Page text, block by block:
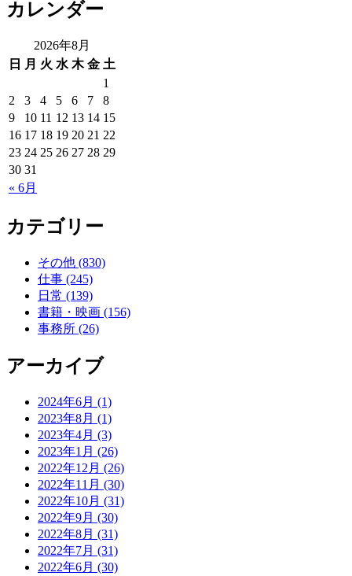
カレンダー
2026年8月
日
月 火 水 木 金 土
« 6月
1
2
3 4 5 6 7
8
9
10 11 12 13 14 15
16 17 18 19 20 21 22
23 24 25 26 27 28 29
30 31
カテゴリー
その他 (830)
仕事 (245)
日常 (139)
書籍・映画 (156)
事務所 (26)
アーカイブ
2024年6月 (1)
2023年8月 (1)
2023年4月 (3)
2023年1月 (26)
2022年12月 (26)
2022年11月 (30)
2022年10月 (31)
2022年9月 (30)
2022年8月 (31)
2022年7月 (31)
2022年6月 (30)